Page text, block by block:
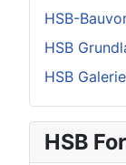
HSB-
HSB
HSB Galerie
HSB